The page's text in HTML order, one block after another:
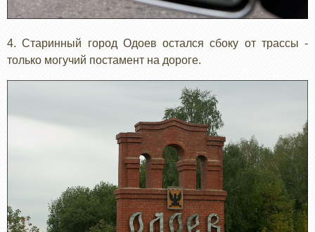
4. Старинный город Одоев остался сбоку от трассы -
только могучий постамент на дороге.